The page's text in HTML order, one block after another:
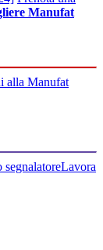
Manufat
alla Manufat
segnalatoreLavora